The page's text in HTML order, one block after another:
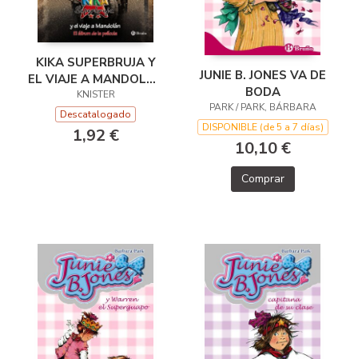
KIKA SUPERBRUJA Y
EL VIAJE A MANDOLÁN
- EL ÁLBUM DE LA
PELÍCULA
KNISTER
Descatalogado
1,92 €
JUNIE B. JONES VA DE
BODA
PARK / PARK, BÁRBARA
DISPONIBLE (de 5 a 7 días)
10,10 €
Comprar